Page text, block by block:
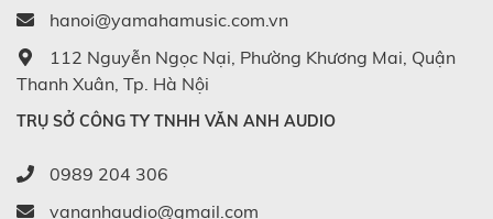
hanoi@yamahamusic.com.vn
112 Nguyễn Ngọc Nại, Phường Khương Mai, Quận
Thanh Xuân, Tp. Hà Nội
TRỤ SỞ CÔNG TY TNHH VĂN ANH AUDIO
0989 204 306
vananhaudio@gmail.com